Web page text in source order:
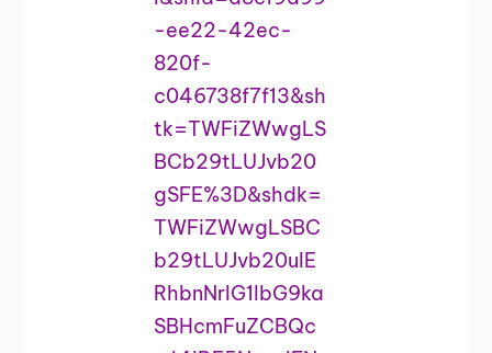
-ee22-42ec-
820f-
c046738f7f13&sh
tk=TWFiZWwgLS
BCb29tLUJvb20
gSFE%3D&shdk=
TWFiZWwgLSBC
b29tLUJvb20uIE
RhbnNrIG1lbG9ka
SBHcmFuZCBQc